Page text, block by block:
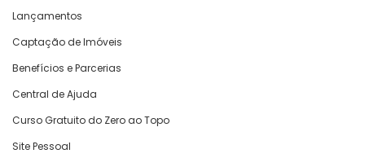
Lançamentos
Captação de Imóveis
Benefícios e Parcerias
Central de Ajuda
Curso Gratuito do Zero ao Topo
Site Pessoal